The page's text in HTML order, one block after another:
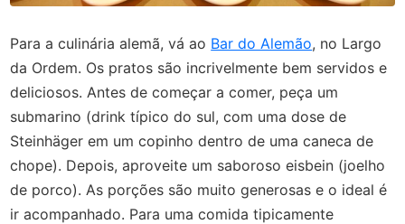
Para a culinária alemã, vá ao Bar do Alemão, no Largo
da Ordem. Os pratos são incrivelmente bem servidos e
deliciosos. Antes de começar a comer, peça um
submarino (drink típico do sul, com uma dose de
Steinhäger em um copinho dentro de uma caneca de
chope). Depois, aproveite um saboroso eisbein (joelho
de porco). As porções são muito generosas e o ideal é
ir acompanhado. Para uma comida tipicamente